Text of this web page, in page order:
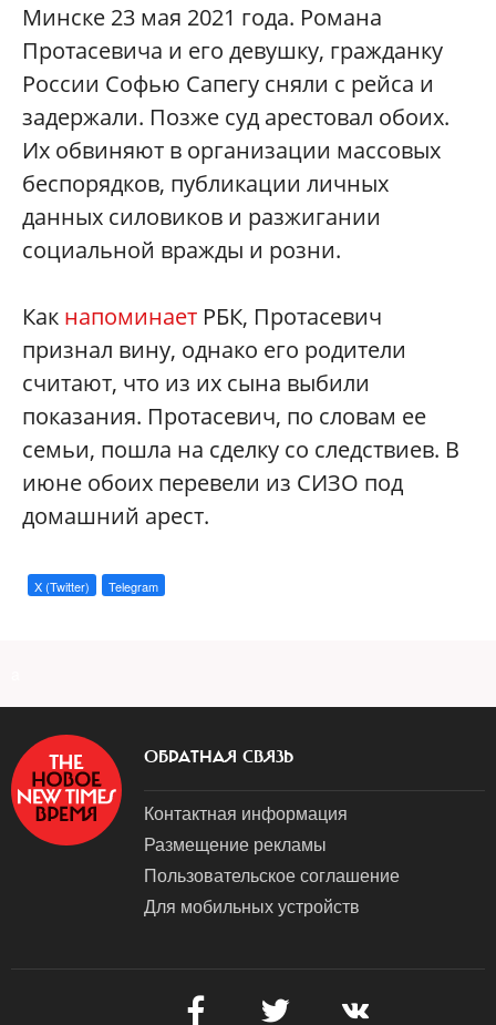
Минске 23 мая 2021 года. Романа
Протасевича и его девушку, гражданку
России Софью Сапегу сняли с рейса и
задержали. Позже суд арестовал обоих.
Их обвиняют в организации массовых
беспорядков, публикации личных
данных силовиков и разжигании
социальной вражды и розни.
Как напоминает РБК, Протасевич
признал вину, однако его родители
считают, что из их сына выбили
показания. Протасевич, по словам ее
семьи, пошла на сделку со следствиев. В
июне обоих перевели из СИЗО под
домашний арест.
X (Twitter) Telegram
ОБРАТНАЯ СВЯЗЬ
Контактная информация
Размещение рекламы
Пользовательское соглашение
Для мобильных устройств